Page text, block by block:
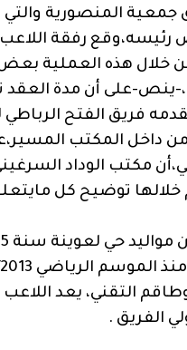
المنصورية
رفقة اللاعب
خلال هذه العملية بعض
ينص-على أن مدة
فريق الفتح الرباطي
داخل المكتب
مكتب الوداد
توضيح كل
التقني، يعد
الفريق .